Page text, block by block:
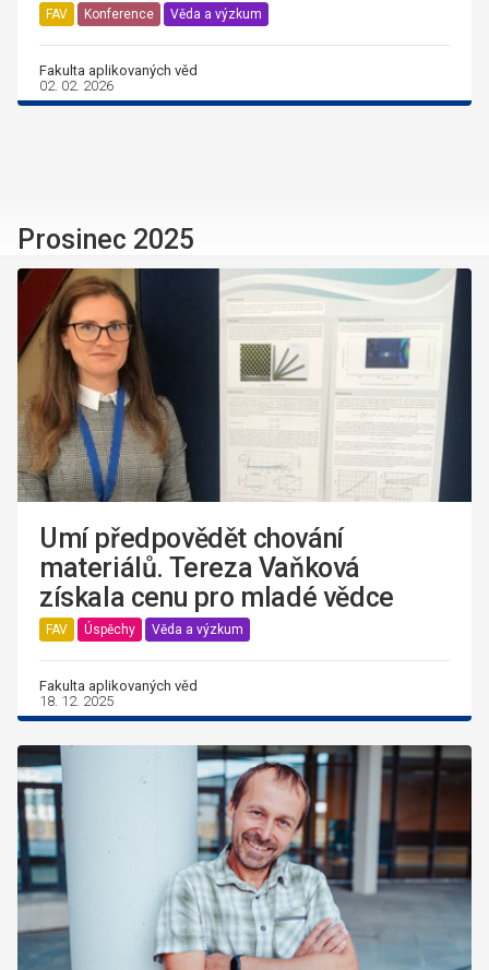
FAV Konference Věda a výzkum
Fakulta aplikovaných věd
02. 02. 2026
Prosinec 2025
Umí předpovědět chování
materiálů. Tereza Vaňková
získala cenu pro mladé vědce
FAV Úspěchy Věda a výzkum
Fakulta aplikovaných věd
18. 12. 2025